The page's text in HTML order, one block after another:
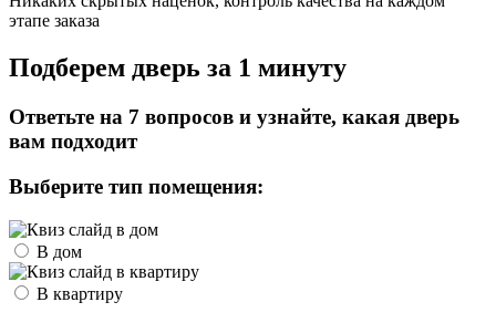
этапе заказа
Подберем дверь за 1 минуту
Ответьте на 7 вопросов и узнайте, какая дверь
вам подходит
Выберите тип помещения:
В дом
В квартиру